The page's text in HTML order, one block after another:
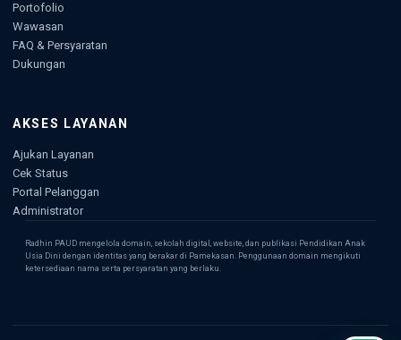
Portofolio
Wawasan
FAQ & Persyaratan
Dukungan
AKSES LAYANAN
Ajukan Layanan
Cek Status
Portal Pelanggan
Administrator
Radhin PAUD mengelola domain, sekolah digital, website, dan publikasi Pendidikan Anak
Usia Dini dengan identitas yang berakar di Pamekasan. Penggunaan domain mengikuti
ketersediaan nama serta persyaratan yang berlaku.